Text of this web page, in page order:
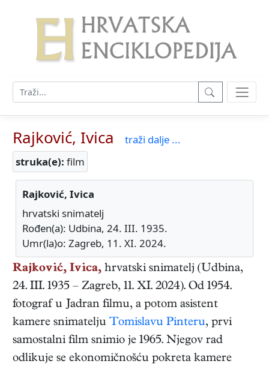
Rajković, Ivica
traži dalje ...
struka(e): film
Rajković, Ivica
hrvatski snimatelj
Rođen(a): Udbina, 24. III. 1935.
Umr(la)o: Zagreb, 11. XI. 2024.
Rajković, Ivica, hrvatski snimatelj (Udbina,
24. III. 1935 – Zagreb, 11. XI. 2024). Od 1954.
fotograf u Jadran filmu, a potom asistent
kamere snimatelju Tomislavu Pinteru, prvi
samostalni film snimio je 1965. Njegov rad
odlikuje se ekonomičnošću pokreta kamere